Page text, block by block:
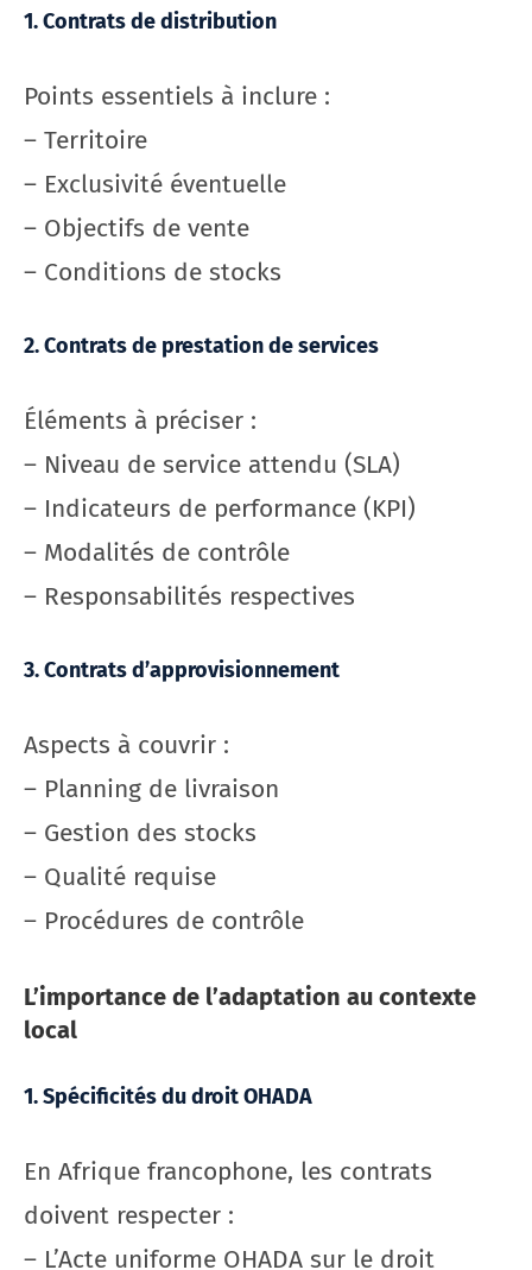
1. Contrats de distribution
Points essentiels à inclure :
– Territoire
– Exclusivité éventuelle
– Objectifs de vente
– Conditions de stocks
2. Contrats de prestation de services
Éléments à préciser :
– Niveau de service attendu (SLA)
– Indicateurs de performance (KPI)
– Modalités de contrôle
– Responsabilités respectives
3. Contrats d’approvisionnement
Aspects à couvrir :
– Planning de livraison
– Gestion des stocks
– Qualité requise
– Procédures de contrôle
L’importance de l’adaptation au contexte
local
1. Spécificités du droit OHADA
En Afrique francophone, les contrats
doivent respecter :
– L’Acte uniforme OHADA sur le droit